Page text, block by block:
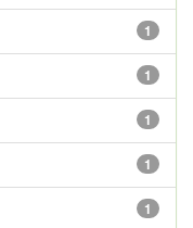
1
1
1
1
1